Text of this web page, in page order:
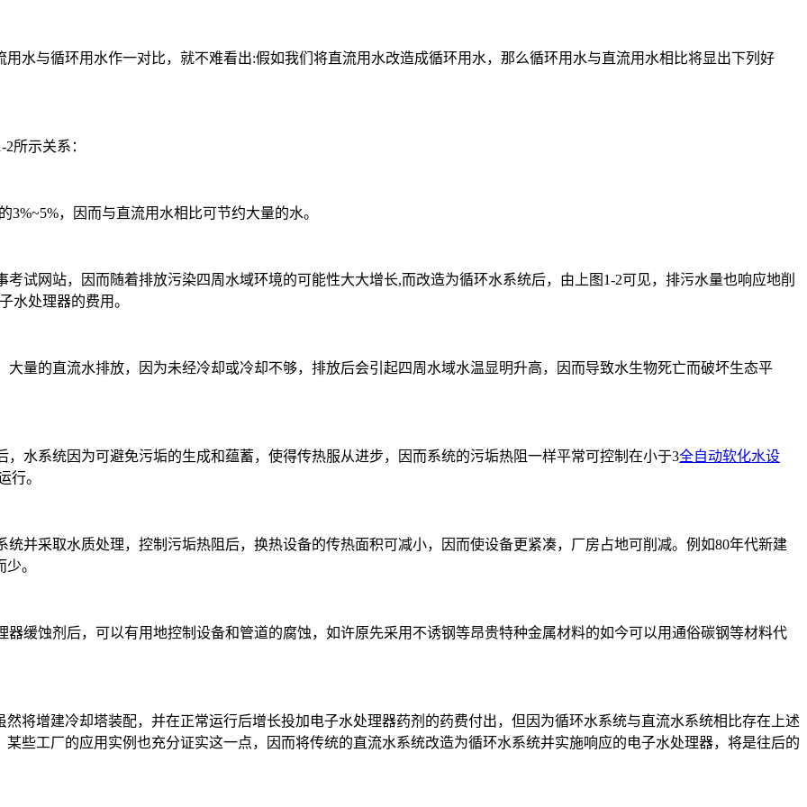
水与循环用水作一对比，就不难看出:假如我们将直流用水改造成循环用水，那么循环用水与直流用水相比将显出下列好
所示关系：
，因而与直流用水相比可节约大量的水。
试网站，因而随着排放污染四周水域环境的可能性大大增长,而改造为循环水系统后，由上图1-2可见，排污水量也响应地削
水处理器的费用。
量的直流水排放，因为未经冷却或冷却不够，排放后会引起四周水域水温显明升高，因而导致水生物死亡而破坏生态平
水系统因为可避免污垢的生成和蕴蓄，使得传热服从进步，因而系统的污垢热阻一样平常可控制在小于3全自动软化水设
行。
并采取水质处理，控制污垢热阻后，换热设备的传热面积可减小，因而使设备更紧凑，厂房占地可削减。例如80年代新建
。
缓蚀剂后，可以有用地控制设备和管道的腐蚀，如许原先采用不诱钢等昂贵特种金属材料的如今可以用通俗碳钢等材料代
将增建冷却塔装配，并在正常运行后增长投加电子水处理器药剂的药费付出，但因为循环水系统与直流水系统相比存在上述
些工厂的应用实例也充分证实这一点，因而将传统的直流水系统改造为循环水系统并实施响应的电子水处理器，将是往后的